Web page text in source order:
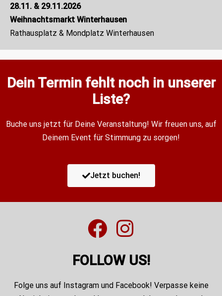
28.11. & 29.11.2026
Weihnachtsmarkt Winterhausen
Rathausplatz & Mondplatz Winterhausen
Dein Termin fehlt noch in unserer
Liste?
Buche uns jetzt für Deine Veranstaltung! Wir freuen uns, auf
Deinem Event für Stimmung zu sorgen!
Jetzt buchen!
FOLLOW US!
Folge uns auf Instagram und Facebook! Verpasse keine